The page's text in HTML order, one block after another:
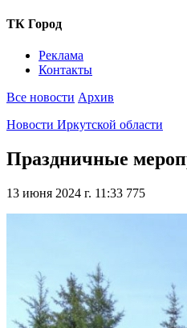
ТК Город
Реклама
Контакты
Все новости Архив
Новости Иркутской области
Праздничные
13 июня 2024 г. 11:33 775